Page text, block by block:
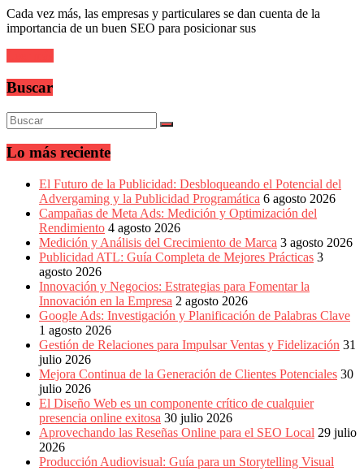
filiales
en
Latina
Una
estratégica
y
versátil
del
Marketing
LATAM
Bitácora
social
Mercadeo
Interactivo,
Medios,
Publicidad,
Marketing,
Campañas
Publicitarias,
Agencias,
Empresas,
Negocios,
Tendencias,
Trendings,
Dinero,
Cada vez más, las empresas y particulares se dan cuenta de la
importancia de un buen SEO para posicionar sus
Buscar
Lo más reciente
El Futuro de la Publicidad: Desbloqueando el Potencial del
Advergaming y la Publicidad Programática 6 agosto 2026
Campañas de Meta Ads: Medición y Optimización del
Rendimiento 4 agosto 2026
Medición y Análisis del Crecimiento de Marca 3 agosto 2026
Publicidad ATL: Guía Completa de Mejores Prácticas 3
agosto 2026
Innovación y Negocios: Estrategias para Fomentar la
Innovación en la Empresa 2 agosto 2026
Google Ads: Investigación y Planificación de Palabras Clave
1 agosto 2026
Gestión de Relaciones para Impulsar Ventas y Fidelización 31
julio 2026
Mejora Continua de la Generación de Clientes Potenciales 30
julio 2026
El Diseño Web es un componente crítico de cualquier
presencia online exitosa 30 julio 2026
Aprovechando las Reseñas Online para el SEO Local 29 julio
2026
Producción Audiovisual: Guía para un Storytelling Visual